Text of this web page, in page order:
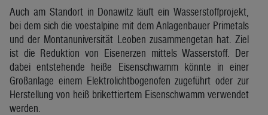
Auch am Standort in Donawitz läuft ein Wasserstoffprojekt,
bei dem sich die voestalpine mit dem Anlagenbauer Primetals
und der Montanuniversität Leoben zusammengetan hat. Ziel
ist die Reduktion von Eisenerzen mittels Wasserstoff. Der
dabei entstehende heiße Eisenschwamm könnte in einer
Großanlage einem Elektrolichtbogenofen zugeführt oder zur
Herstellung von heiß brikettiertem Eisenschwamm verwendet
werden.